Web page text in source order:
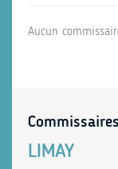
Aucun
LIMAY